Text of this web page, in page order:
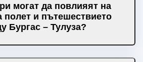
могат да повлияят на
полет и пътешествието
Бургас – Тулуза?